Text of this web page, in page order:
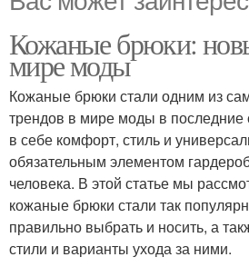
Кожаные брюки:
мире моды
Кожаные брюки стали одним из
трендов в мире моды в последние
в себе комфорт, стиль и
обязательным элементом
человека. В этой статье мы
кожаные брюки стали так
правильно выбрать и носить, а
стили и варианты ухода за ними.